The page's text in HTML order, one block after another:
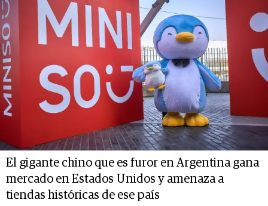
El gigante chino que es furor en Argentina gana
mercado en Estados Unidos y amenaza a
tiendas históricas de ese país